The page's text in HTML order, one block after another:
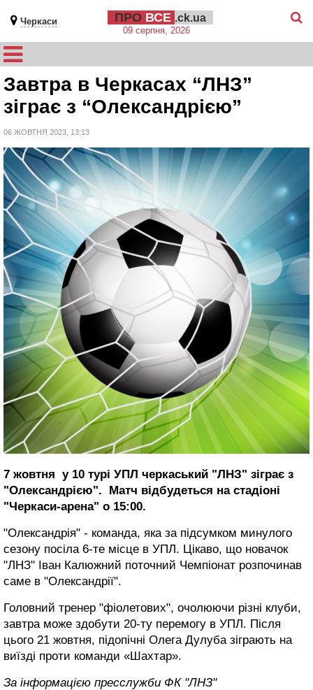
Черкаси ПРО ВСЕ .ck.ua
09 серпня, 2026
Завтра в Черкасах “ЛНЗ”
зіграє з “Олександрією”
06 ЖОВТНЯ 2023, 13:13
7 жовтня у 10 турі УПЛ черкаський "ЛНЗ" зіграє з
"Олександрією". Матч відбудеться на стадіоні
"Черкаси-арена" о 15:00.
"Олександрія" - команда, яка за підсумком минулого
сезону посіла 6-те місце в УПЛ. Цікаво, що новачок
"ЛНЗ" Іван Калюжний поточний Чемпіонат розпочинав
саме в "Олександрії".
Головний тренер "фіолетових", очолюючи різні клуби,
завтра може здобути 20-ту перемогу в УПЛ. Після
цього 21 жовтня, підопічні Олега Дулуба зіграють на
виїзді проти команди «Шахтар».
За інформацією пресслужби ФК "ЛНЗ"